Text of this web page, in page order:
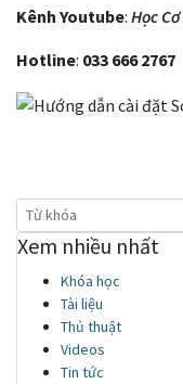
Kênh Youtube: Học
Hotline: 033 666 2767
Xem nhiều nhất
Khóa học
Tài liệu
Thủ thuật
Videos
Tin tức